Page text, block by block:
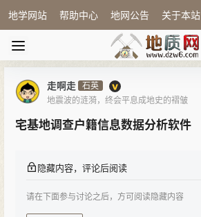
地学网站 帮助中心 地网公告 关于本站
走啊走 石英
地震波的涟漪，终会平息成地史的褶皱
宅基地调查户籍信息数据分析软件
隐藏内容，评论后阅读
请在下面参与讨论之后，方可阅读隐藏内容